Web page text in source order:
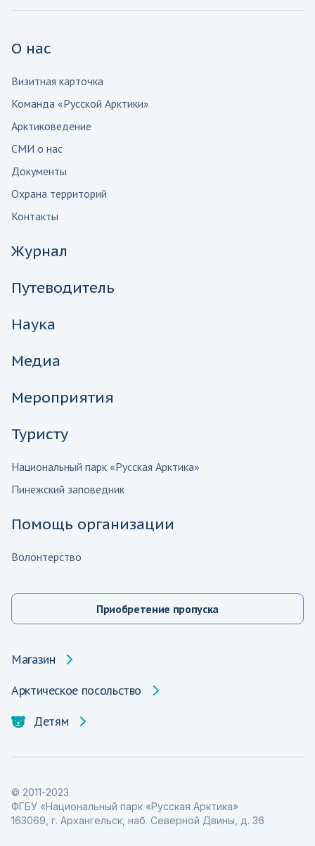
О нас
Визитная карточка
Команда «Русской Арктики»
Арктиковедение
СМИ о нас
Документы
Охрана территорий
Контакты
Журнал
Путеводитель
Наука
Медиа
Мероприятия
Туристу
Национальный парк «Русская Арктика»
Пинежский заповедник
Помощь организации
Волонтерство
Приобретение пропуска
Магазин
Арктическое посольство
Детям
© 2011-2023
ФГБУ «Национальный парк «Русская Арктика»
163069, г. Архангельск, наб. Северной Двины, д. 36